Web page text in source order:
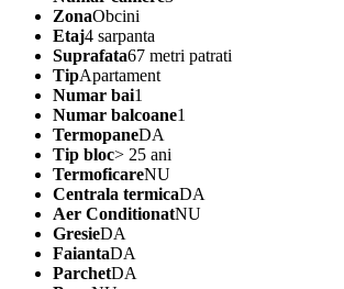
ZonaObcini
Etaj4 sarpanta
Suprafata67 metri patrati
TipApartament
Numar bai1
Numar balcoane1
TermopaneDA
Tip bloc> 25 ani
TermoficareNU
Centrala termicaDA
Aer ConditionatNU
GresieDA
FaiantaDA
ParchetDA